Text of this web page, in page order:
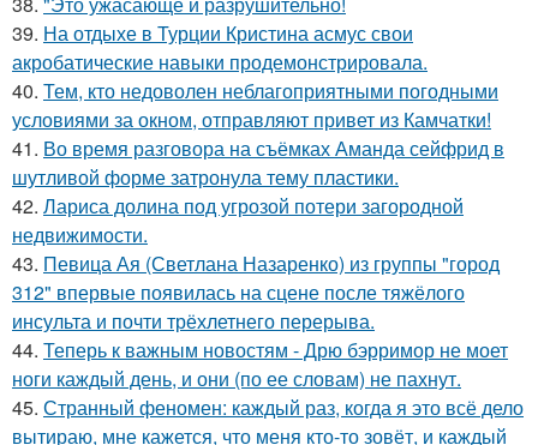
39. На отдыхе в Турции Кристина асмус свои
акробатические навыки продемонстрировала.
40. Тем, кто недоволен неблагоприятными погодными
условиями за окном, отправляют привет из Камчатки!
41. Во время разговора на съёмках Аманда сейфрид в
шутливой форме затронула тему пластики.
42. Лариса долина под угрозой потери загородной
недвижимости.
43. Певица Ая (Светлана Назаренко) из группы "город
312" впервые появилась на сцене после тяжёлого
инсульта и почти трёхлетнего перерыва.
44. Теперь к важным новостям - Дрю бэрримор не моет
ноги каждый день, и они (по ее словам) не пахнут.
45. Странный феномен: каждый раз, когда я это всё дело
вытираю, мне кажется, что меня кто-то зовёт, и каждый